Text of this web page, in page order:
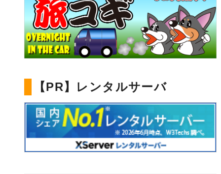
【PR】レンタルサーバ